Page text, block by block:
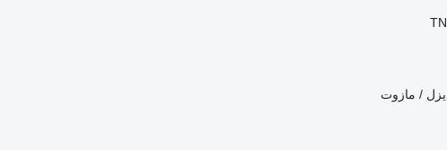
/ مازوت